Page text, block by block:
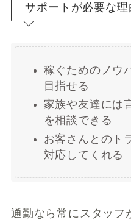
サポートが必要な理
稼ぐためのノウ
目指せる
家族や友達には
を相談できる
お客さんとのト
対応してくれる
通勤なら常にスタッフ